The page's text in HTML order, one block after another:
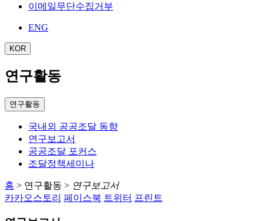
이메일무단수집거부
ENG
KOR
연구활동
연구활동
국내외 공공조달 동향
연구보고서
공공조달 포커스
조달정책세미나
홈 > 연구활동 > 연구보고서
카카오스토리 페이스북 트위터 프린트